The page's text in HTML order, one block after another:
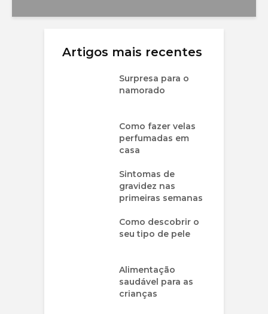
Artigos mais recentes
Surpresa para o
namorado
Como fazer velas
perfumadas em
casa
Sintomas de
gravidez nas
primeiras semanas
Como descobrir o
seu tipo de pele
Alimentação
saudável para as
crianças